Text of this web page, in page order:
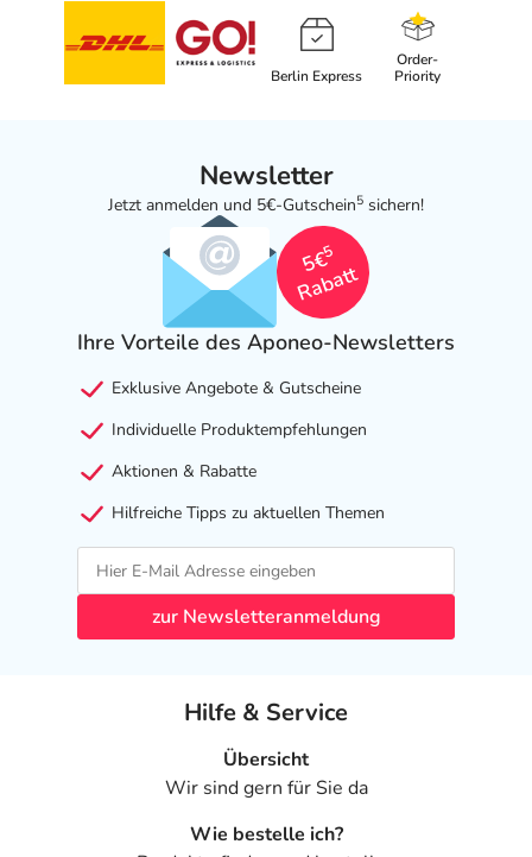
Berlin Express
Order-
Priority
Newsletter
Jetzt anmelden und 5€-Gutschein5 sichern!
5€
5
Rabatt
Ihre Vorteile des Aponeo-Newsletters
Exklusive Angebote & Gutscheine
Individuelle Produktempfehlungen
Aktionen & Rabatte
Hilfreiche Tipps zu aktuellen Themen
zur Newsletteranmeldung
Hilfe & Service
Übersicht
Wir sind gern für Sie da
Wie bestelle ich?